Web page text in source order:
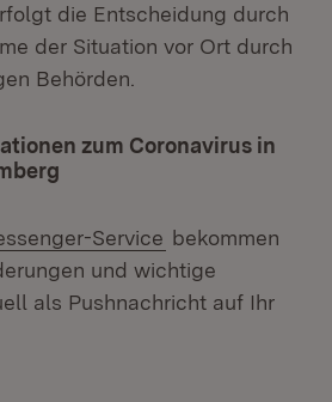
die Entscheidung durch
der Situation vor Ort durch
Behörden.
zum Coronavirus in
Service bekommen
und wichtige
als Pushnachricht auf Ihr